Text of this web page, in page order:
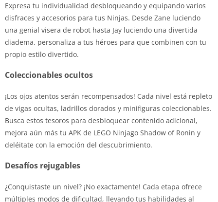
Expresa tu individualidad desbloqueando y equipando varios
disfraces y accesorios para tus Ninjas. Desde Zane luciendo
una genial visera de robot hasta Jay luciendo una divertida
diadema, personaliza a tus héroes para que combinen con tu
propio estilo divertido.
Coleccionables ocultos
¡Los ojos atentos serán recompensados! Cada nivel está repleto
de vigas ocultas, ladrillos dorados y minifiguras coleccionables.
Busca estos tesoros para desbloquear contenido adicional,
mejora aún más tu APK de LEGO Ninjago Shadow of Ronin y
deléitate con la emoción del descubrimiento.
Desafíos rejugables
¿Conquistaste un nivel? ¡No exactamente! Cada etapa ofrece
múltiples modos de dificultad, llevando tus habilidades al